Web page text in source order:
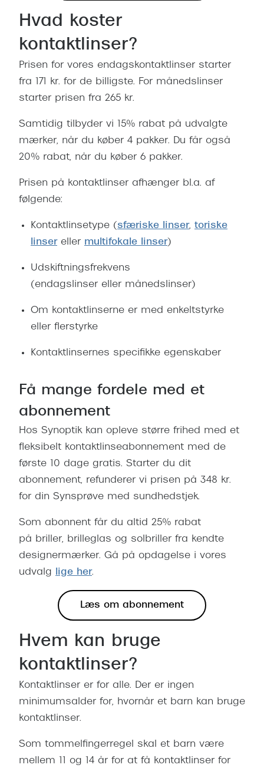
Hvad koster
kontaktlinser?
Prisen for vores endagskontaktlinser starter
fra 171 kr. for de billigste. For månedslinser
starter prisen fra 265 kr.
Samtidig tilbyder vi 15% rabat på udvalgte
mærker, når du køber 4 pakker. Du får også
20% rabat, når du køber 6 pakker.
Prisen på kontaktlinser afhænger bl.a. af
følgende:
Kontaktlinsetype (sfæriske linser, toriske
linsereller multifokale linser)
Udskiftningsfrekvens
(endagslinser eller månedslinser)
Om kontaktlinserne er med enkeltstyrke
eller flerstyrke
Kontaktlinsernes specifikke egenskaber
Få mange fordele med et
abonnement
Hos Synoptik kan opleve større frihed med et
fleksibelt kontaktlinseabonnement med de
første 10 dage gratis. Starter du dit
abonnement, refunderer vi prisen på 348 kr.
for din Synsprøve med sundhedstjek.
Som abonnent får du altid 25% rabat
på briller, brilleglas og solbriller fra kendte
designermærker. Gå på opdagelse i vores
udvalg lige her.
Læs om abonnement
Hvem kan bruge
kontaktlinser?
Kontaktlinser er for alle. Der er ingen
minimumsalder for, hvornår et barn kan bruge
kontaktlinser.
Som tommelfingerregel skal et barn være
mellem 11 og 14 år for at få kontaktlinser for